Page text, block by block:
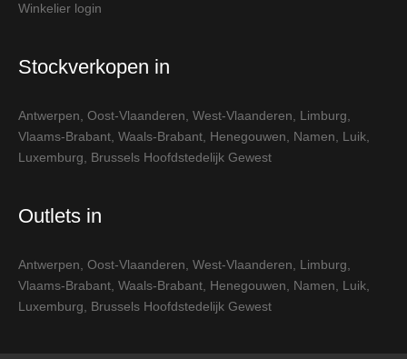
Winkelier login
Stockverkopen in
Antwerpen Oost-Vlaanderen West-Vlaanderen Limburg
Vlaams-Brabant Waals-Brabant Henegouwen Namen Luik
Luxemburg
Brussels Hoofdstedelijk Gewest
Outlets in
Antwerpen Oost-Vlaanderen West-Vlaanderen Limburg
Vlaams-Brabant Waals-Brabant Henegouwen Namen Luik
Luxemburg
Brussels Hoofdstedelijk Gewest